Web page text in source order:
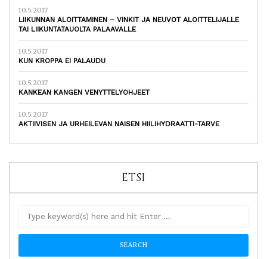
10.5.2017
LIIKUNNAN ALOITTAMINEN – VINKIT JA NEUVOT ALOITTELIJALLE
TAI LIIKUNTATAUOLTA PALAAVALLE
10.5.2017
KUN KROPPA EI PALAUDU
10.5.2017
KANKEAN KANGEN VENYTTELYOHJEET
10.5.2017
AKTIIVISEN JA URHEILEVAN NAISEN HIILIHYDRAATTI-TARVE
ETSI